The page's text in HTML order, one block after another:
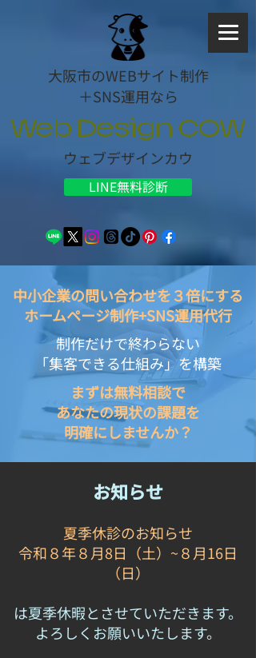
大阪市のWEBサイト制作
＋SNS運用なら
Web Design COW
ウェブデザインカウ
LINE無料診断
2026年7月14日 | 13:00 更新
中小企業の問い合わせを３倍にする
ホームページ制作+SNS運用代行
制作だけで終わらない
「集客できる仕組み」を構築
まずは無料相談で
あなたの現状の課題を
明確にしませんか？
お知らせ
夏季休診のお知らせ
令和８年８月8日（土）~８月16日
（日）
は夏季休暇とさせていただきます。
よろしくお願いいたします。